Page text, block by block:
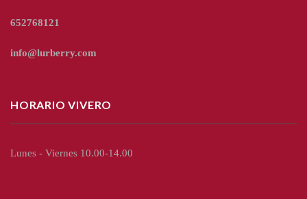
652768121
info@lurberry.com
HORARIO VIVERO
Lunes - Viernes 10.00-14.00